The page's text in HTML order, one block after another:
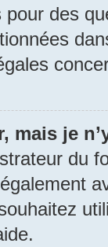
des
mais je
du